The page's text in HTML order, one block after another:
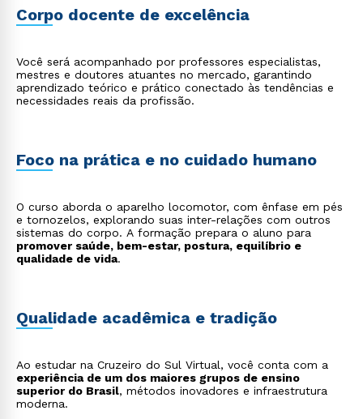
Corpo docente de excelência
Você será acompanhado por professores especialistas,
mestres e doutores atuantes no mercado, garantindo
aprendizado teórico e prático conectado às tendências e
necessidades reais da profissão.
Foco na prática e no cuidado humano
O curso aborda o aparelho locomotor, com ênfase em pés
e tornozelos, explorando suas inter-relações com outros
sistemas do corpo. A formação prepara o aluno para
promover saúde, bem-estar, postura, equilíbrio e
qualidade de vida.
Qualidade acadêmica e tradição
Ao estudar na Cruzeiro do Sul Virtual, você conta com a
experiência de um dos maiores grupos de ensino
superior do Brasil, métodos inovadores e infraestrutura
moderna.